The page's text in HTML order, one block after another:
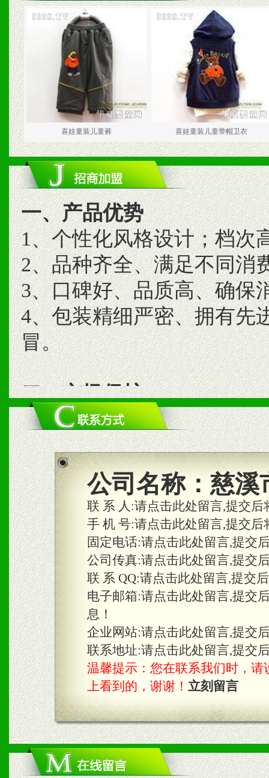
喜娃童装儿童裤 喜娃童装儿童带帽卫衣
一、产品优势
1、个性化风格设计；档次
2、品种齐全、满足不同消
3、口碑好、品质高、确保
4、包装精细严密、拥有先
冒。
二、市场保护
1、统一市场价格；建立全
商利润。
2、区域独家经营；建立区
合作关系。
三、物料及媒体
1、免费提供体验及宣传彩
2、不定期在各大知名网站
知名度和影响力。
3、根据地方实际情况提供
具。
四、市场操作及支持
1、根据区域市场协助制定
公司名称： 慈溪
联 系 人:请点击此处留言,提交
手 机 号:请点击此处留言,提交
固定电话:请点击此处留言,提交
公司传真:请点击此处留言,提交
联 系 QQ:请点击此处留言,提交
电子邮箱:请点击此处留言,提交
息！
企业网站:请点击此处留言,提交
联系地址:请点击此处留言,提交
温馨提示：您在联系我们时，请
上看到的，谢谢！ 立刻留言